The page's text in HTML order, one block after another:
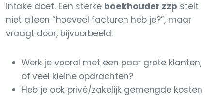
intake doet. Een sterke boekhouder zzp stelt
niet alleen “hoeveel facturen heb je?”, maar
vraagt door, bijvoorbeeld:
Werk je vooral met een paar grote klanten,
of veel kleine opdrachten?
Heb je ook privé/zakelijk gemengde kosten